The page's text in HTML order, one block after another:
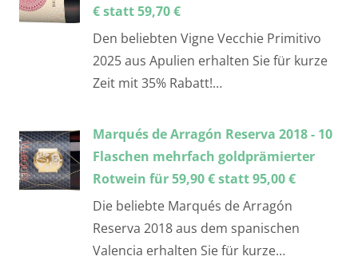
€ statt 59,70 €
Den beliebten Vigne Vecchie Primitivo
2025 aus Apulien erhalten Sie für kurze
Zeit mit 35% Rabatt!…
Marqués de Arragón Reserva 2018 - 10
Flaschen mehrfach goldprämierter
Rotwein für 59,90 € statt 95,00 €
Die beliebte Marqués de Arragón
Reserva 2018 aus dem spanischen
Valencia erhalten Sie für kurze…